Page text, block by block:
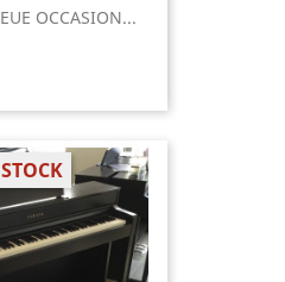
OCCASION...